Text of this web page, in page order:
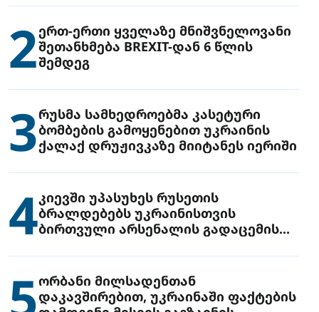
2ერთ-ერთი ყველაზე მნიშვნელოვანი
შეთანხმება BREXIT-დან 6 წლის
შემდეგ
3რუსმა სამხედროებმა კასეტური
ბომბების გამოყენებით უკრაინის
ქალაქ დრუჟივკაზე მიიტანეს იერიში
4 კიევში უპასუხეს რუსეთის
ბრალდებებს უკრაინისთვის
ბირთვული არსენალის გადაცემის
5ორბანი მილსადენთან
დაკავშირებით, უკრაინაში ფაქტების